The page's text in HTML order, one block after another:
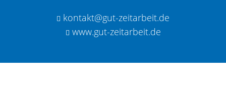
kontakt@gut-zeitarbeit.de
www.gut-zeitarbeit.de